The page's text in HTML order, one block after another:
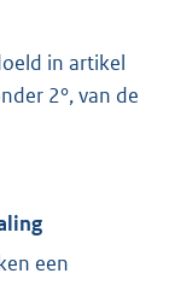
in artikel
2°, van de
een